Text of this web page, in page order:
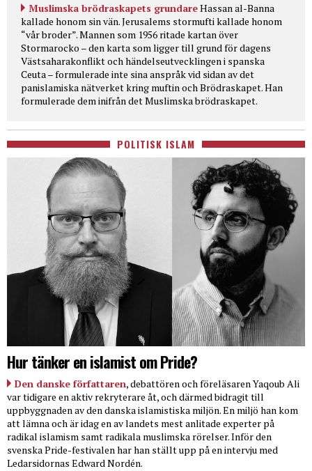
Muslimska brödraskapets grundareHassan al-Banna
kallade honom sin vän. Jerusalems stormufti kallade honom
“vår broder”. Mannen som 1956 ritade kartan över
Stormarocko – den karta som ligger till grund för dagens
Västsaharakonflikt och händelseutvecklingen i spanska
Ceuta – formulerade inte sina anspråk vid sidan av det
panislamiska nätverket kring muftin och Brödraskapet. Han
formulerade dem inifrån det Muslimska brödraskapet.
POLITISK ISLAM
Hur tänker en islamist om Pride?
Den danske författaren, debattören och föreläsaren Yaqoub Ali
var tidigare en aktiv rekryterare åt, och därmed bidragit till
uppbyggnaden av den danska islamistiska miljön. En miljö han kom
att lämna och är idag en av landets mest anlitade experter på
radikal islamism samt radikala muslimska rörelser. Inför den
svenska Pride-festivalen har han ställt upp på en intervju med
Ledarsidornas Edward Nordén.